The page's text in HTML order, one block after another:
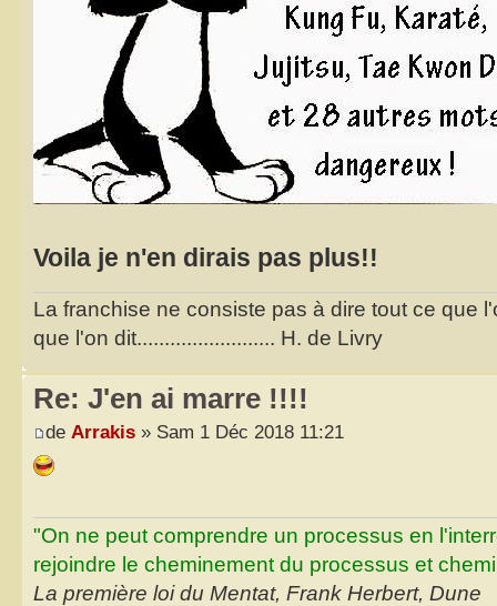
Voila je n'en dirais pas plus!!
La franchise ne consiste pas à dire tout ce que
que l'on dit......................... H. de Livry
Re: J'en ai marre !!!!
de Arrakis » Sam 1 Déc 2018 11:21
"On ne peut comprendre un processus en
rejoindre le cheminement du processus et
La première loi du Mentat, Frank Herbert, Dune